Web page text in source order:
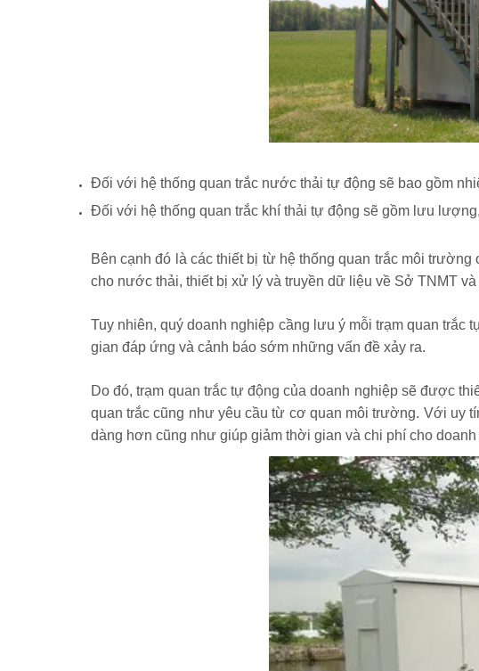
Đối với hệ thống quan trắc nước thải tự động sẽ bao gồm
Đối với hệ thống quan trắc khí thải tự động sẽ gồm lưu
Bên cạnh đó là các thiết bị từ hệ thống quan trắc môi
cho nước thải, thiết bị xử lý và truyền dữ liệu về Sở TNMT
Tuy nhiên, quý doanh nghiệp cầng lưu ý mỗi trạm quan trắc
gian đáp ứng và cảnh báo sớm những vấn đề xảy ra.
Do đó, trạm quan trắc tự động của doanh nghiệp sẽ được
quan trắc cũng như yêu cầu từ cơ quan môi trường. Với uy
dàng hơn cũng như giúp giảm thời gian và chi phí cho